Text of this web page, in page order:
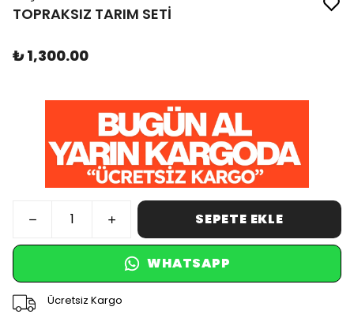
TOPRAKSIZ TARIM SETİ
₺ 1,300.00
SEPETE EKLE
WHATSAPP
Ücretsiz Kargo